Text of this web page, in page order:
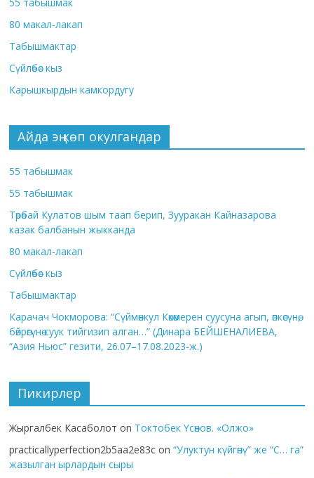
80 макал-лакап
Табышмактар
Сүйлөбөс кыз
Карышкырдын камкордугу
Айда эң көп окулгандар
55 табышмак
55 табышмак
Төрөбай Кулатов шым таап берип, Зууракан Кайназарова
казак балбанын жыкканда
80 макал-лакап
Сүйлөбөс кыз
Табышмактар
Карачач Чокморова: “Сүймөнкул Көкөмерен суусуна агып, өпкөсүнө,
бөйрөгүнө суук тийгизип алган…” (Динара БЕЙШЕНАЛИЕВА,
“Азия Ньюс” гезити, 26.07–17.08.2023-ж.)
Пикирлер
Жыргалбек Касаболот on Токтобек Үсөнов. «Олжо»
practicallyperfection2b5aa2e83c on“Улуктун күйгөнү” же “С… га”
жазылган ырлардын сыры